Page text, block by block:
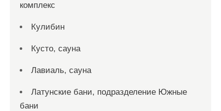
комплекс
Кулибин
Кусто, сауна
Лавиаль, сауна
Латунские бани, подразделение Южные
бани